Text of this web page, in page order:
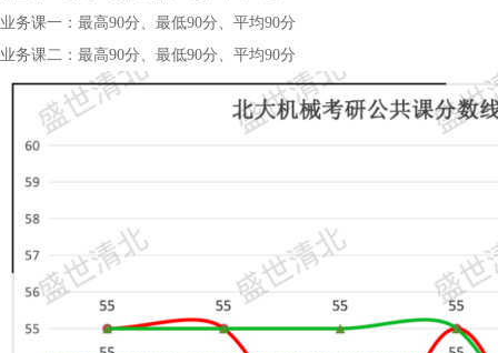
业务课一：最高90分、最低90分、平均90分
业务课二：最高90分、最低90分、平均90分